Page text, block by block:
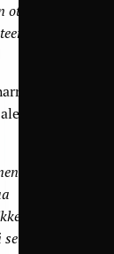
tuli,
heille